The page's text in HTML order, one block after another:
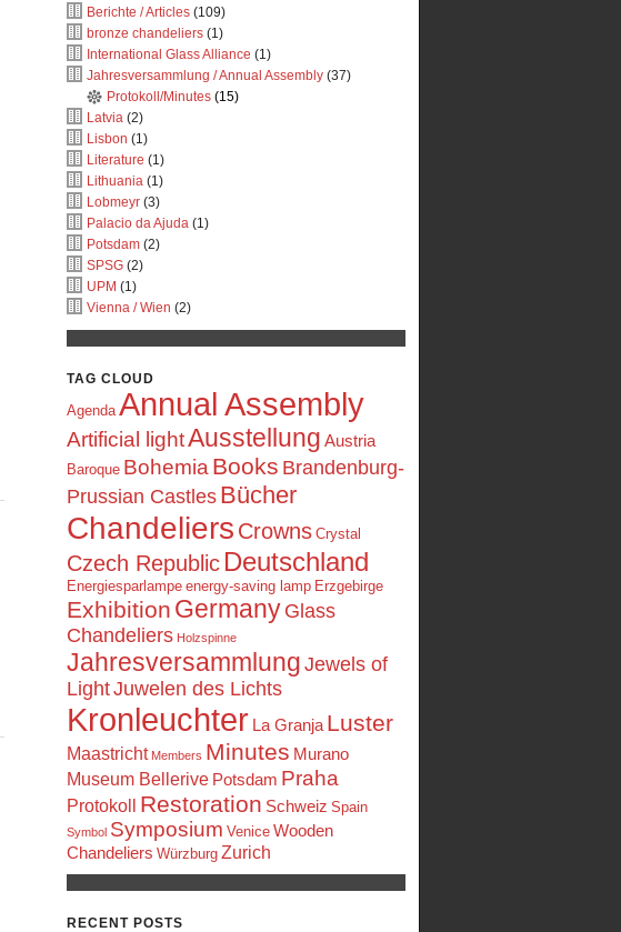
Berichte / Articles (109)
bronze chandeliers (1)
International Glass Alliance (1)
Jahresversammlung / Annual Assembly (37)
Protokoll/Minutes (15)
Latvia (2)
Lisbon (1)
Literature (1)
Lithuania (1)
Lobmeyr (3)
Palacio da Ajuda (1)
Potsdam (2)
SPSG (2)
UPM (1)
Vienna / Wien (2)
TAG CLOUD
Agenda Annual Assembly
Artificial lightAusstellung Austria
Baroque Bohemia Books Brandenburg-
Prussian Castles Bücher
Chandeliers Crowns Crystal
Czech Republic Deutschland
Energiesparlampe energy-saving lamp Erzgebirge
Exhibition Germany Glass
Chandeliers Holzspinne
Jahresversammlung Jewels of
LightJuwelen des Lichts
Kronleuchter La Granja Luster
Maastricht Members Minutes Murano
Museum Bellerive Potsdam Praha
Protokoll Restoration Schweiz Spain
Symbol Symposium Venice Wooden
Chandeliers Würzburg Zurich
RECENT POSTS